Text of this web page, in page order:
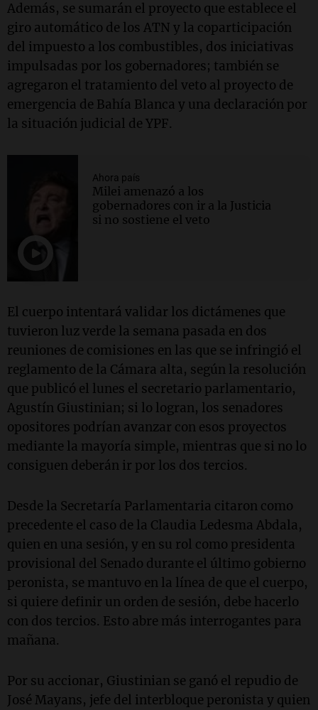
Además, se sumarán el proyecto que establece el
giro automático de los ATN y la coparticipación
del impuesto a los combustibles, dos iniciativas
impulsadas por los gobernadores; también se
agregaron el tratamiento del veto al proyecto de
emergencia de Bahía Blanca y una declaración por
la situación judicial de YPF.
Ahora país
Milei amenazó a los
gobernadores con ir a la Justicia
si no sostiene el veto
El cuerpo intentará validar los dictámenes que
tuvieron luz verde la semana pasada en dos
reuniones de comisiones en las que se infringió el
reglamento de la Cámara alta, según la resolución
que publicó el lunes el secretario parlamentario,
Agustín Giustinian; si lo logran, los senadores
opositores podrían avanzar con esos proyectos
mediante la mayoría simple, mientras que si no lo
consiguen deberán ir por los dos tercios.
Desde la Secretaría Parlamentaria citaron como
precedente el caso de la Claudia Ledesma Abdala,
quien en una sesión, y en su rol como presidenta
provisional del Senado durante el último gobierno
peronista, se mantuvo en la línea de que el cuerpo,
si quiere definir un orden de sesión, debe hacerlo
con dos tercios. Esto abre más interrogantes para
mañana.
Por su accionar, Giustinian se ganó el repudio de
José Mayans, jefe del interbloque peronista y quien